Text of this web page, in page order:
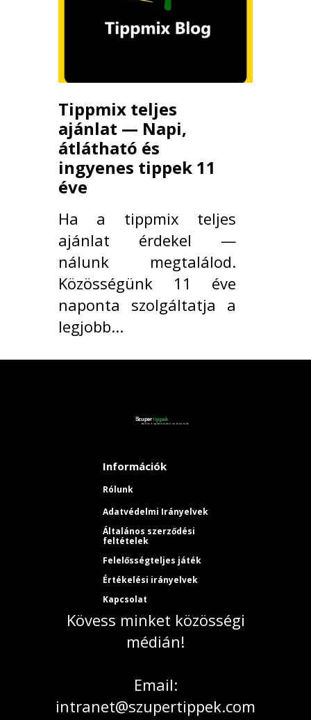
Tippmix teljes
ajánlat — Napi,
átlátható és
ingyenes tippek 11
éve
Ha a tippmix teljes
ajánlat érdekel —
nálunk megtalálod.
Közösségünk 11 éve
naponta szolgáltatja a
legjobb...
Információk
Rólunk
Adatvédelmi Irányelvek
Általános szerződési
feltételek
Felelősségteljes játék
Értékelési irányelvek
Kapcsolat
Kövess minket közösségi
médián!
Email:
intranet@szupertippek.com